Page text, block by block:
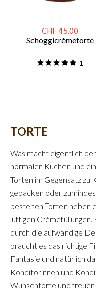
CHF 45.00
Schoggicrèmetorte
1
TORTE
Was macht eigentlich
normalen Kuchen und
Torten im Gegensatz zu
gebacken oder
bestehen Torten neben
luftigen
durch die aufwändige
braucht es das richtige
Fantasie und natürlich
Konditorinnen und
Wunschtorte und freuen